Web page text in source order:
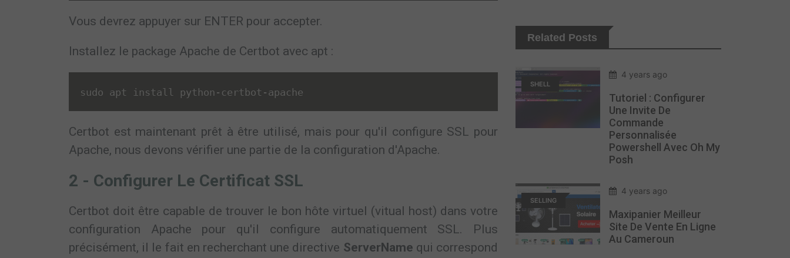
Vous devrez appuyer sur ENTER pour accepter.
Installez le package Apache de Certbot avec apt :
sudo apt install python - certbot - apache
Certbot est maintenant prêt à être utilisé, mais pour qu'il configure SSL pour
Apache, nous devons vérifier une partie de la configuration d'Apache.
2 - Configurer Le Certificat SSL
Certbot doit être capable de trouver le bon hôte virtuel (vitual host) dans votre
configuration Apache pour qu'il configure automatiquement SSL. Plus
précisément, il le fait en recherchant une directive ServerName qui correspond
Related Posts
SHELL
4 years ago
Tutoriel : Configurer
Une Invite De
Commande
Personnalisée
Powershell Avec Oh My
Posh
SELLING
4 years ago
Maxipanier Meilleur
Site De Vente En Ligne
Au Cameroun